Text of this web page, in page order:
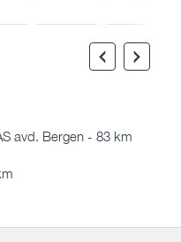
avd. Bergen - 83 km